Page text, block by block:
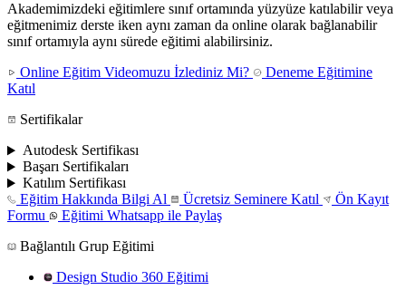
Akademimizdeki eğitimlere sınıf ortamında yüzyüze katılabilir veya
eğitmenimiz derste iken aynı zaman da online olarak bağlanabilir
sınıf ortamıyla aynı sürede eğitimi alabilirsiniz.
Online Eğitim Videomuzu İzlediniz Mi?
Deneme Eğitimine
Katıl
Sertifikalar
Autodesk Sertifikası
Başarı Sertifikaları
Katılım Sertifikası
Eğitim Hakkında Bilgi Al
Ücretsiz Seminere Katıl
Ön Kayıt
Formu
Eğitimi Whatsapp ile Paylaş
Bağlantılı Grup Eğitimi
Design Studio 360 Eğitimi